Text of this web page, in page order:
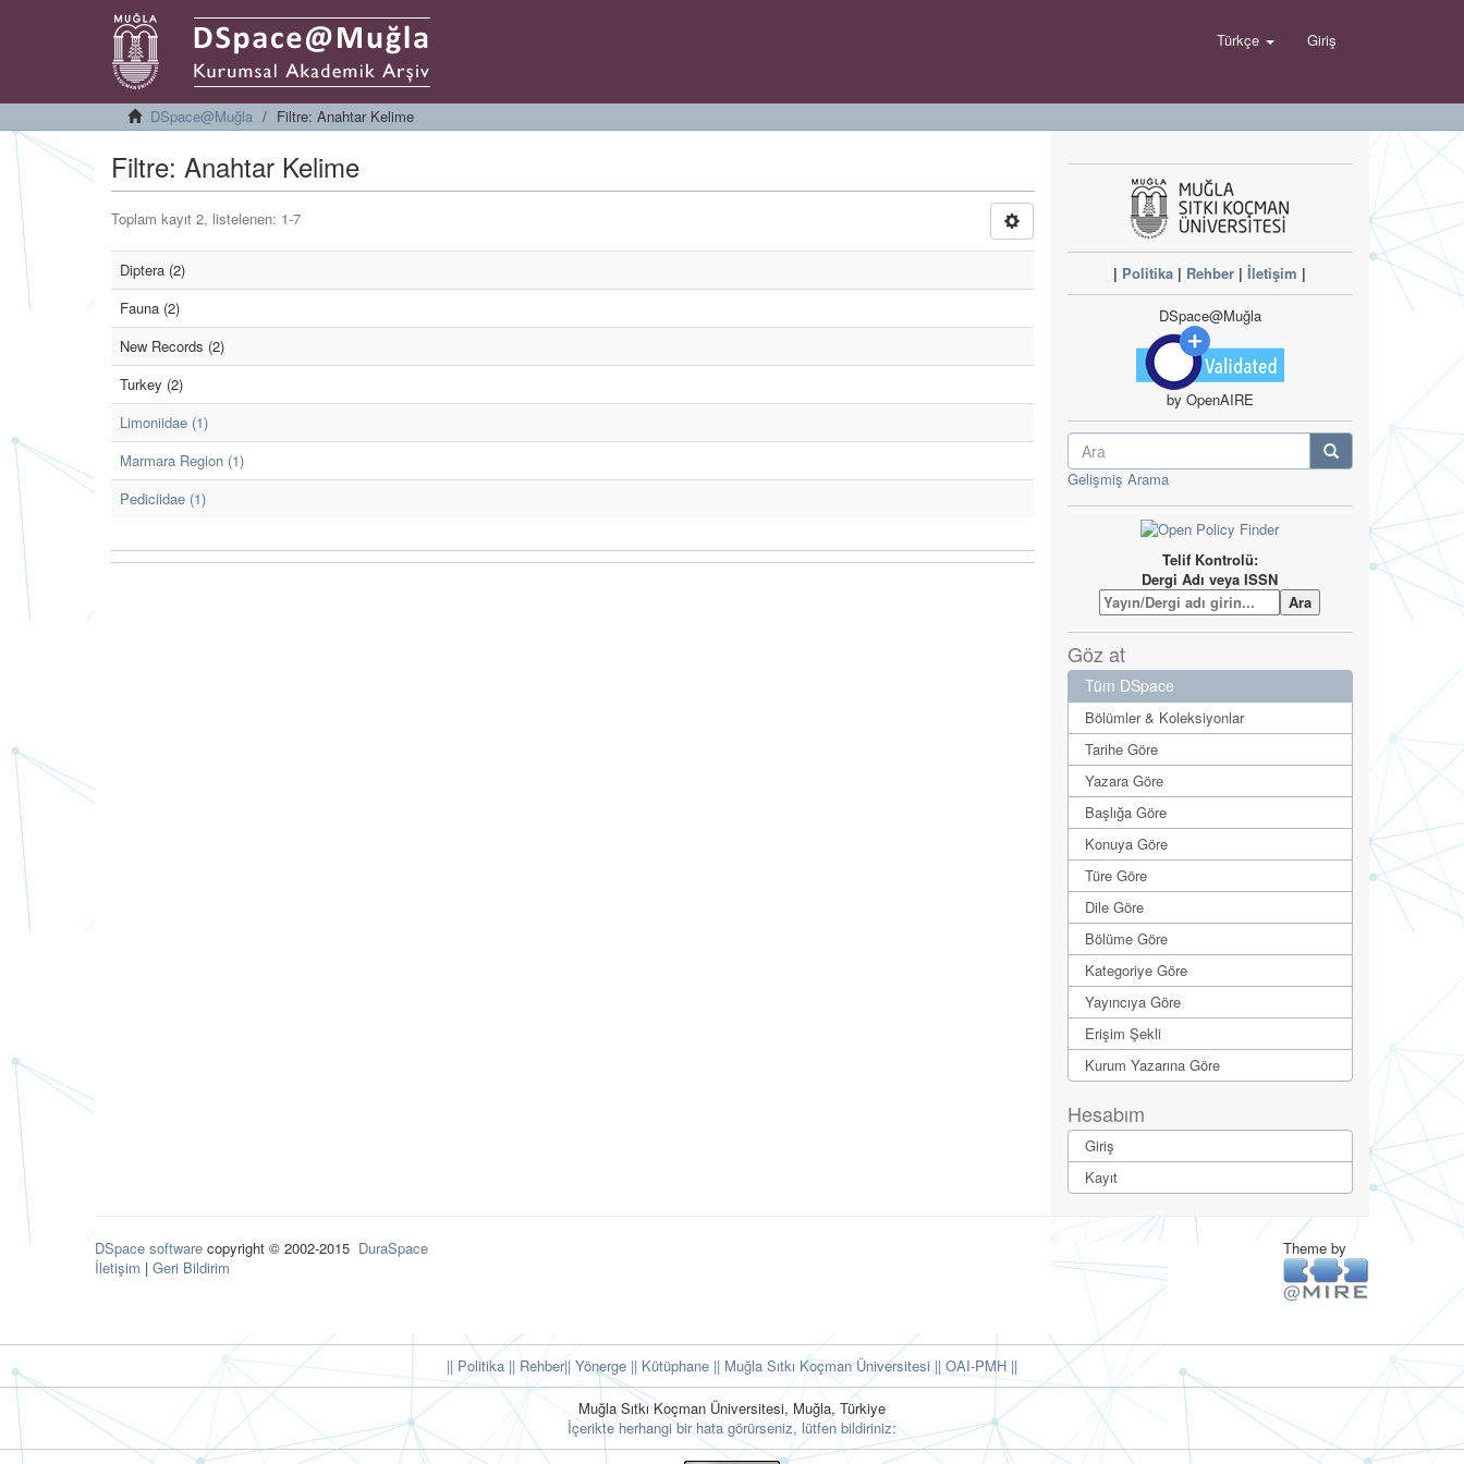
Türkçe Giriş
DSpace@Muğla Filtre: Anahtar Kelime
Filtre: Anahtar Kelime
Toplam kayıt 2, listelenen: 1-7
Diptera (2)
Fauna (2)
New Records (2)
Turkey (2)
Limoniidae (1)
Marmara Region (1)
Pediciidae (1)
| Politika | Rehber |İletişim |
DSpace@Muğla
by OpenAIRE
Gelişmiş Arama
Telif Kontrolü:
Dergi Adı veya ISSN
Göz at
Tüm DSpace
Bölümler & Koleksiyonlar
Tarihe Göre
Yazara Göre
Başlığa Göre
Konuya Göre
Türe Göre
Dile Göre
Bölüme Göre
Kategoriye Göre
Yayıncıya Göre
Erişim Şekli
Kurum Yazarına Göre
Hesabım
Giriş
Kayıt
DSpace software copyright © 2002-2015 DuraSpace
İletişim | Geri Bildirim
Theme by
|| Politika || Rehber|| Yönerge || Kütüphane || Muğla Sıtkı Koçman Üniversitesi || OAI-PMH ||
Muğla Sıtkı Koçman Üniversitesi, Muğla, Türkiye
İçerikte herhangi bir hata görürseniz, lütfen bildiriniz: